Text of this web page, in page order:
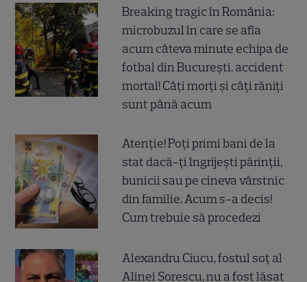
Breaking tragic în România:
microbuzul în care se afla
acum câteva minute echipa de
fotbal din București, accident
mortal! Câți morți și câți răniți
sunt până acum
Atenție! Poți primi bani de la
stat dacă-ți îngrijești părinții,
bunicii sau pe cineva vârstnic
din familie. Acum s-a decis!
Cum trebuie să procedezi
Alexandru Ciucu, fostul soț al
Alinei Sorescu, nu a fost lăsat